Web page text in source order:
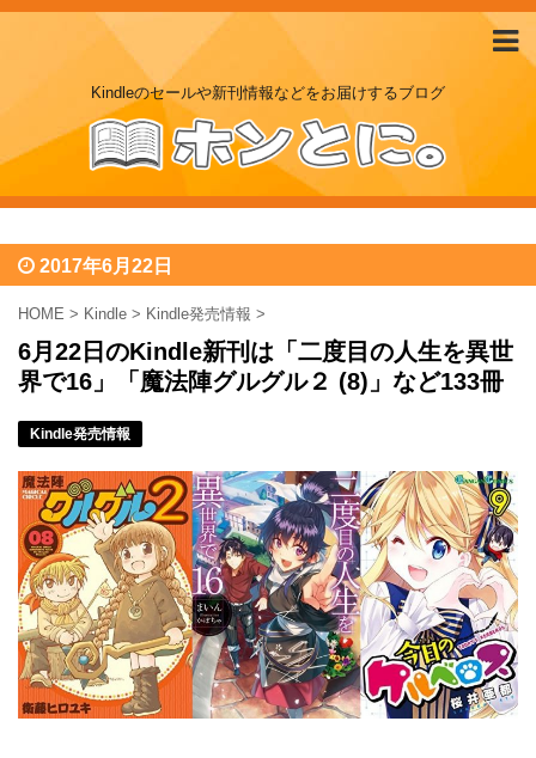
Kindleのセールや新刊情報などをお届けするブログ
2017年6月22日
HOME > Kindle > Kindle発売情報 >
6月22日のKindle新刊は「二度目の人生を異世
界で16」「魔法陣グルグル２ (8)」など133冊
Kindle発売情報